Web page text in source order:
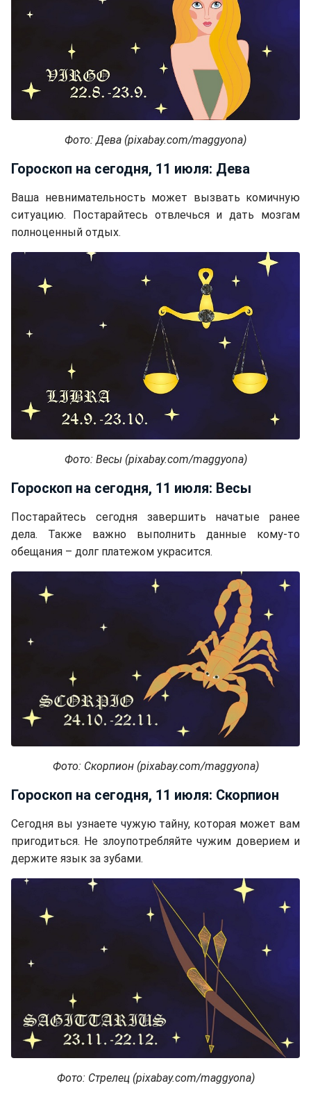
Фото: Дева (pixabay.com/maggyona)
Гороскоп на сегодня, 11 июля: Дева
Ваша невнимательность может вызвать комичную
ситуацию. Постарайтесь отвлечься и дать мозгам
полноценный отдых.
Фото: Весы (pixabay.com/maggyona)
Гороскоп на сегодня, 11 июля: Весы
Постарайтесь сегодня завершить начатые ранее
дела. Также важно выполнить данные кому-то
обещания – долг платежом украсится.
Фото: Скорпион (pixabay.com/maggyona)
Гороскоп на сегодня, 11 июля: Скорпион
Сегодня вы узнаете чужую тайну, которая может вам
пригодиться. Не злоупотребляйте чужим доверием и
держите язык за зубами.
Фото: Стрелец (pixabay.com/maggyona)